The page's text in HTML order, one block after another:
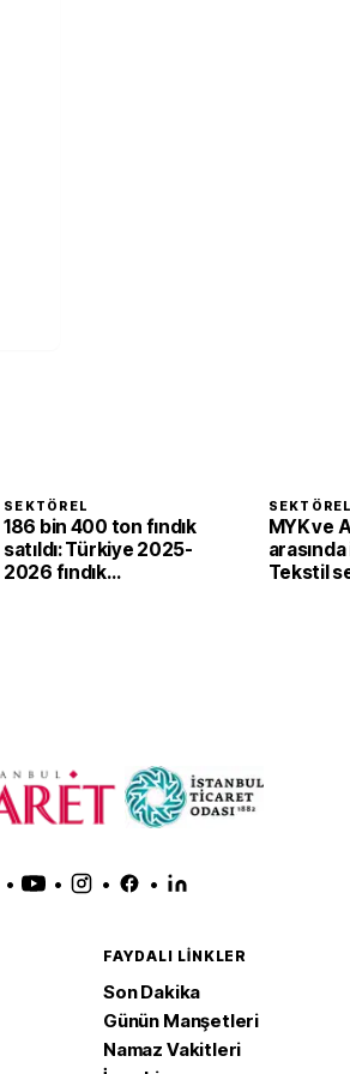
SEKTÖREL
186 bin 400 ton fındık
satıldı: Türkiye 2025-
2026 fındık
SEKTÖREL
MYK ve
Tekstil
• • • •
FAYDALI LINKLER
Son Dakika
Günün Manşetleri
Namaz Vakitleri